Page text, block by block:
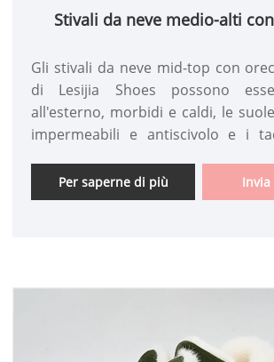
Stivali da neve medio-alti
Gli stivali da neve mid-top con
di Lesijia Shoes possono
all'esterno, morbidi e caldi, le
impermeabili e antiscivolo e i
hanno sia aspetto che qualità.
comodo e caldo.
Per saperne di più